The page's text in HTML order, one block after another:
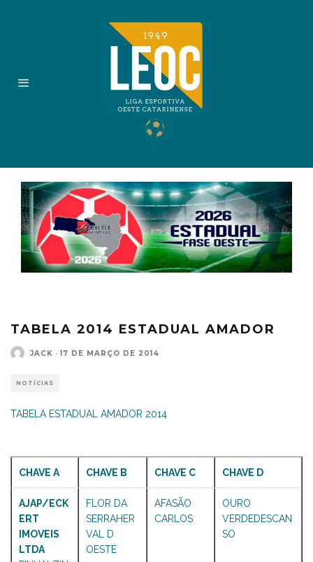
TABELA 2014 ESTADUAL AMADOR
JACK · 17 DE MARÇO DE 2014
NOTÍCIAS
TABELA ESTADUAL AMADOR 2014
CHAVE A CHAVE B CHAVE C CHAVE D
AJAP/ECK
ERT
IMOVEIS
LTDA
FLOR DA
SERRAHER
VAL D
OESTE
AFASÃO
CARLOS
OURO
VERDEDESCAN
SO